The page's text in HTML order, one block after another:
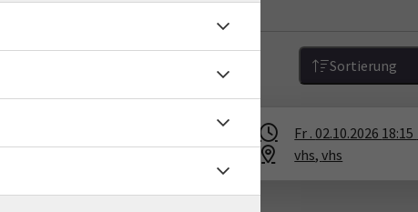
Sortierung
Fr . 02.10.2026 18:15
vhs​,vhs